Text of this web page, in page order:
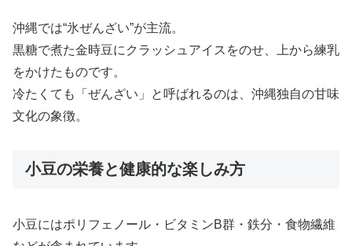
沖縄では“氷ぜんざい”が主流。
黒糖で煮た金時豆にクラッシュアイスをのせ、上から練乳
をかけたものです。
冷たくても「ぜんざい」と呼ばれるのは、沖縄独自の甘味
文化の象徴。
小豆の栄養と健康的な楽しみ方
小豆にはポリフェノール・ビタミンB群・鉄分・食物繊維